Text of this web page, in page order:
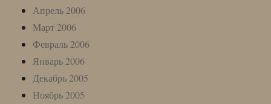
Апрель 2006
Март 2006
Февраль 2006
Январь 2006
Декабрь 2005
Ноябрь 2005